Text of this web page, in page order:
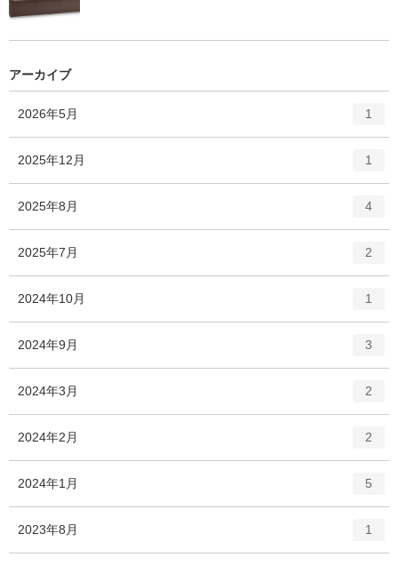
アーカイブ
2026年5月
リ
ー
1
2025年12月
ー
1
2025年8月
ー
数
4
2025年7月
リ
ー
2
2024年10月
ー
1
2024年9月
ー
3
2024年3月
ー
2
2024年2月
ー
2
2024年1月
ー
5
2023年8月 1